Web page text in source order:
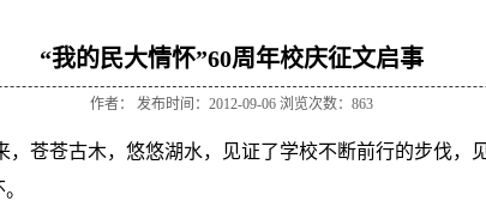
“我的民大情怀”60周年校庆征文启事
作者： 发布时间：2012-09-06 浏览次数： 863
，苍苍古木，悠悠湖水，见证了学校不断前行的步伐，